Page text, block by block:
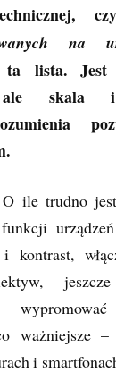
na
ta lista.
ale skala i
ile trudno
ważniejsze
i